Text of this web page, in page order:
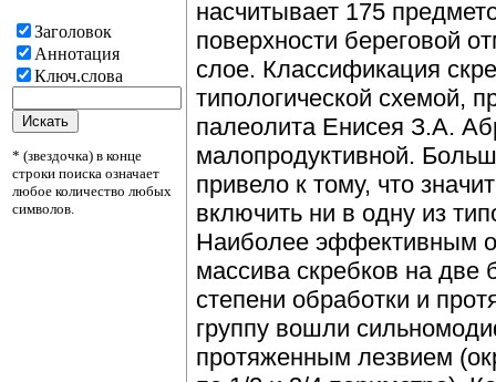
Заголовок
Аннотация
Ключ.слова
* (звездочка) в конце
строки поиска означает
любое количество любых
символов.
насчитывает 175
поверхности береговой
слое. Классификация
типологической схемой,
палеолита Енисея З.А.
малопродуктивной.
привело к тому, что
включить ни в одну из
Наиболее эффективным
массива скребков на две
степени обработки и
группу вошли
протяженным лезвием